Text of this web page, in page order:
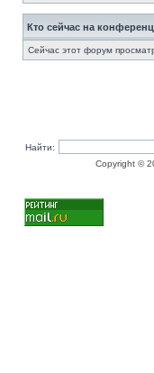
Кто сейчас на
Сейчас этот форум
Найти:
Copyright ©